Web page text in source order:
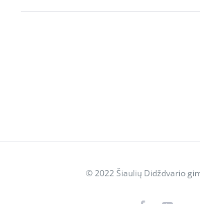
© 2022 Šiaulių Didždvario